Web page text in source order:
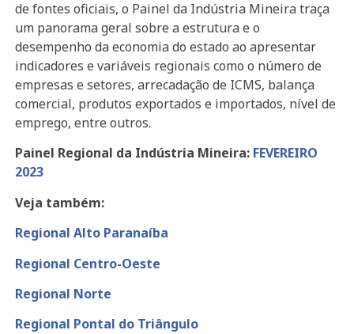
de fontes oficiais, o Painel da Indústria Mineira traça
um panorama geral sobre a estrutura e o
desempenho da economia do estado ao apresentar
indicadores e variáveis regionais como o número de
empresas e setores, arrecadação de ICMS, balança
comercial, produtos exportados e importados, nível de
emprego, entre outros.
Painel Regional da Indústria Mineira: FEVEREIRO
2023
Veja também:
Regional Alto Paranaíba
Regional Centro-Oeste
Regional Norte
Regional Pontal do Triângulo